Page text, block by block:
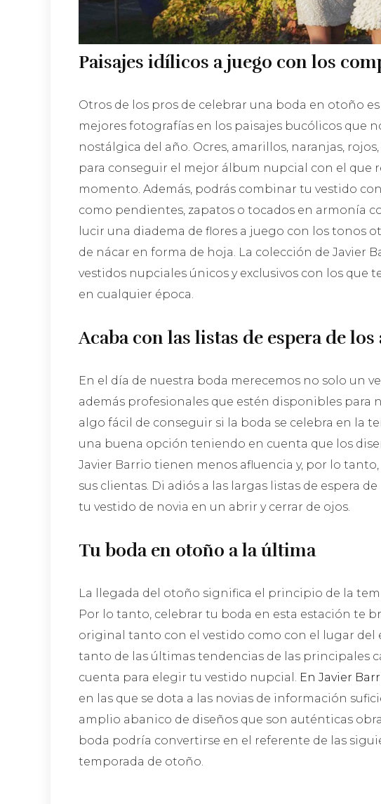
Paisajes idílicos a juego con los
Otros de los pros de celebrar una boda en otoño
mejores fotografías en los paisajes bucólicos que
nostálgica del año. Ocres, amarillos, naranjas,
para conseguir el mejor álbum nupcial con el que
momento. Además, podrás combinar tu vestido
como pendientes, zapatos o tocados en armonía
lucir una diadema de flores a juego con los tonos
de nácar en forma de hoja. La colección de Javier
vestidos nupciales únicos y exclusivos con los que
en cualquier época.
Acaba con las listas de espera de
En el día de nuestra boda merecemos no solo un
además profesionales que estén disponibles para
algo fácil de conseguir si la boda se celebra en la
una buena opción teniendo en cuenta que los
Javier Barrio tienen menos afluencia y, por lo
sus clientas. Di adiós a las largas listas de espera
tu vestido de novia en un abrir y cerrar de ojos.
Tu boda en otoño a la última
La llegada del otoño significa el principio de la
Por lo tanto, celebrar tu boda en esta estación te
original tanto con el vestido como con el lugar del
tanto de las últimas tendencias de las principales
cuenta para elegir tu vestido nupcial. En Javier
en las que se dota a las novias de información
amplio abanico de diseños que son auténticas
boda podría convertirse en el referente de las
temporada de otoño.